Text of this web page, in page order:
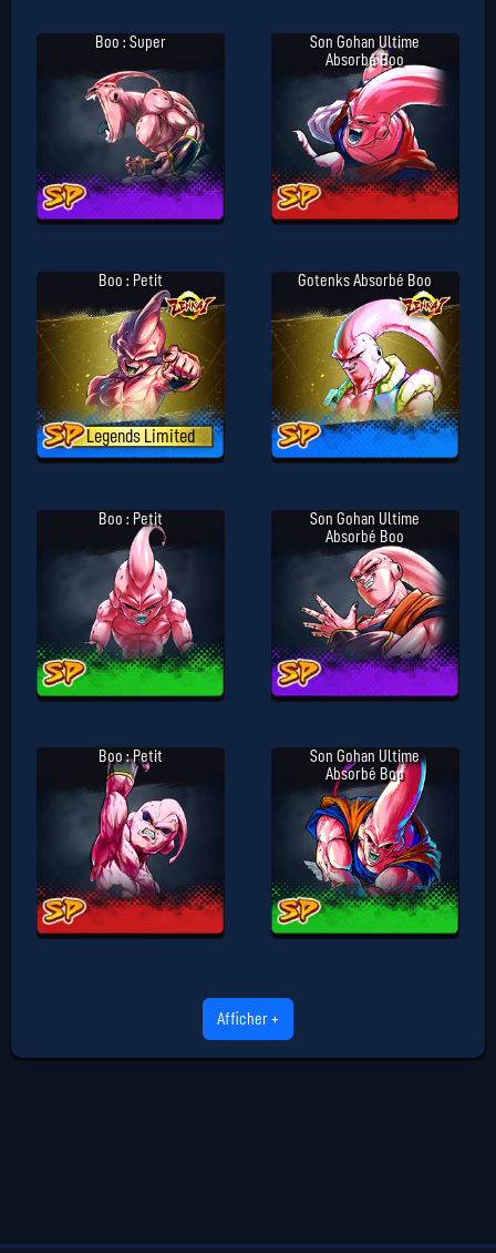
Boo : Super
Son Gohan Ultime
Absorbé Boo
Boo : Petit
Legends Limited
Gotenks Absorbé Boo
Boo : Petit
Son Gohan Ultime
Absorbé Boo
Boo : Petit
Son Gohan Ultime
Absorbé Boo
Afficher +